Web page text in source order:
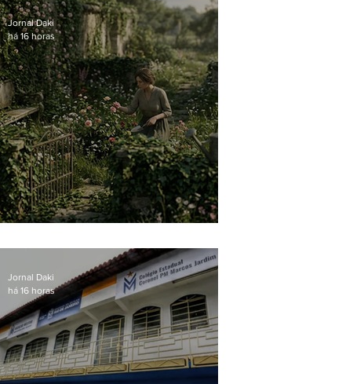
Jornal Daki
há 16 horas
Jornal Daki
há 16 horas